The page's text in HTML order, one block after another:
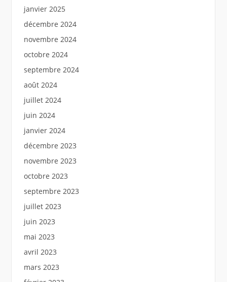
janvier 2025
décembre 2024
novembre 2024
octobre 2024
septembre 2024
août 2024
juillet 2024
juin 2024
janvier 2024
décembre 2023
novembre 2023
octobre 2023
septembre 2023
juillet 2023
juin 2023
mai 2023
avril 2023
mars 2023